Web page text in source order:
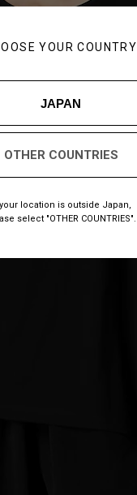
YOUR COUNTRY
JAPAN
OTHER COUNTRIES
location is outside Japan,
select "OTHER COUNTRIES".